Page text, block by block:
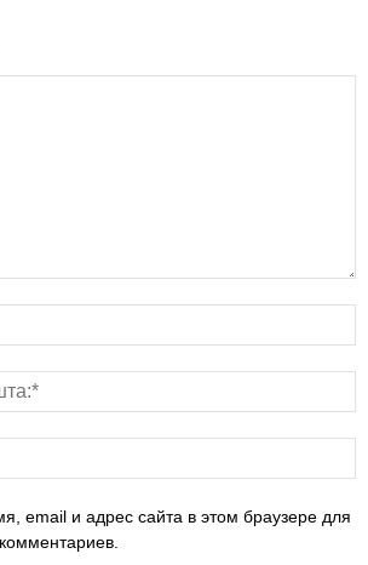
email и адрес сайта в этом браузере для